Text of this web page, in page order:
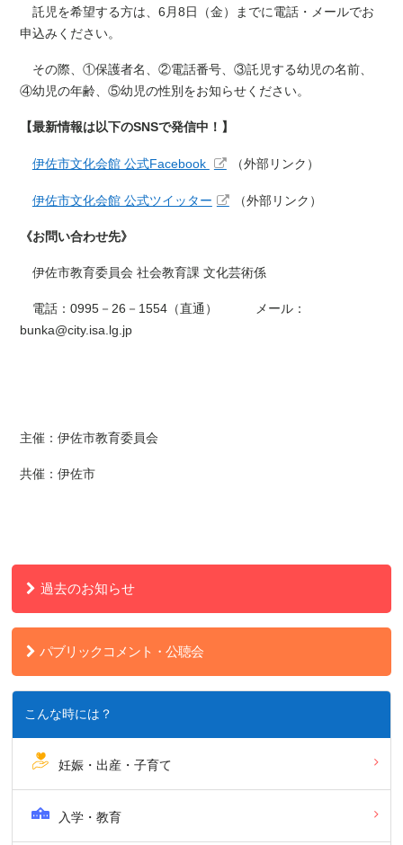
託児を希望する方は、6月8日（金）までに電話・メールでお
申込みください。
その際、①保護者名、②電話番号、③託児する幼児の名前、
④幼児の年齢、⑤幼児の性別をお知らせください。
【最新情報は以下のSNSで発信中！】
伊佐市文化会館 公式Facebook （外部リンク）
伊佐市文化会館 公式ツイッター （外部リンク）
《お問い合わせ先》
伊佐市教育委員会 社会教育課 文化芸術係
電話：0995－26－1554（直通） メール：
bunka@city.isa.lg.jp
主催：伊佐市教育委員会
共催：伊佐市
過去のお知らせ
パブリックコメント・公聴会
こんな時には？
妊娠・出産・子育て
入学・教育